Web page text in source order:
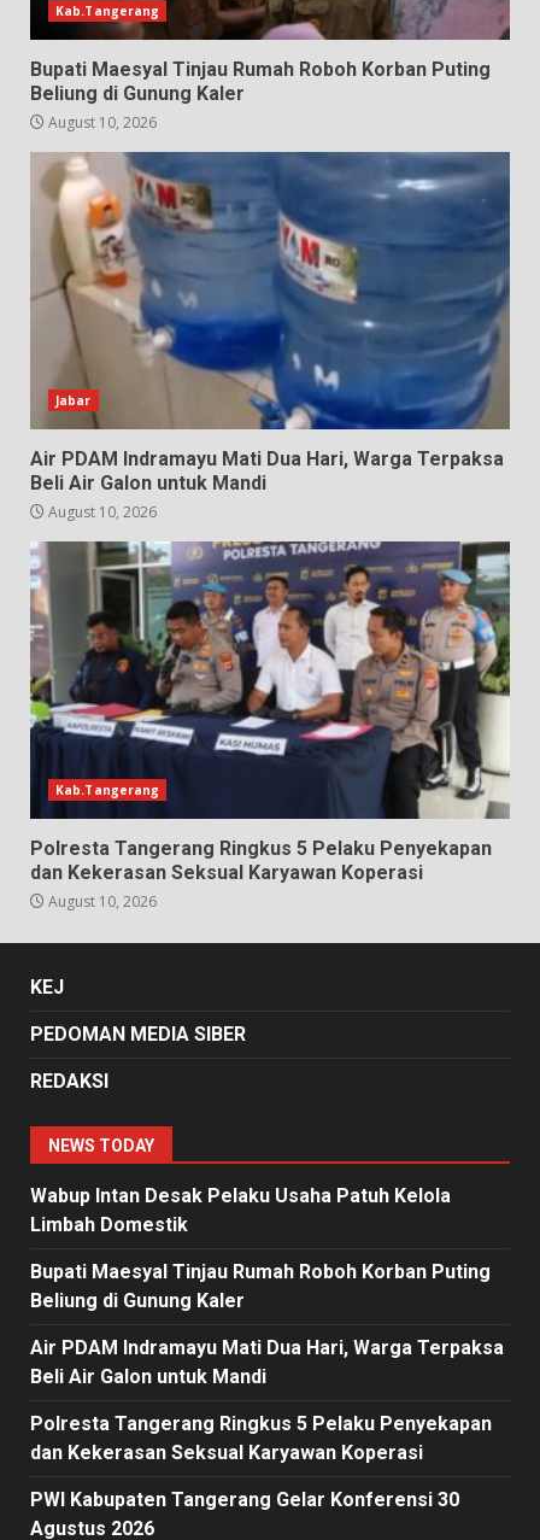
Kab.Tangerang
Bupati Maesyal Tinjau Rumah Roboh Korban Puting
Beliung di Gunung Kaler
August 10, 2026
Jabar
Air PDAM Indramayu Mati Dua Hari, Warga Terpaksa
Beli Air Galon untuk Mandi
August 10, 2026
Kab.Tangerang
Polresta Tangerang Ringkus 5 Pelaku Penyekapan
dan Kekerasan Seksual Karyawan Koperasi
August 10, 2026
KEJ
PEDOMAN MEDIA SIBER
REDAKSI
NEWS TODAY
Wabup Intan Desak Pelaku Usaha Patuh Kelola
Limbah Domestik
Bupati Maesyal Tinjau Rumah Roboh Korban Puting
Beliung di Gunung Kaler
Air PDAM Indramayu Mati Dua Hari, Warga Terpaksa
Beli Air Galon untuk Mandi
Polresta Tangerang Ringkus 5 Pelaku Penyekapan
dan Kekerasan Seksual Karyawan Koperasi
PWI Kabupaten Tangerang Gelar Konferensi 30
Agustus 2026